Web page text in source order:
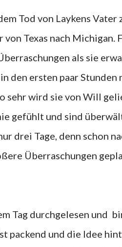
Tod von Laykens
von Texas nach Michigan.
als sie
den ersten paar
sehr wird sie von Will
gefühlt und sind
drei Tage, denn schon
Überraschungen
Tag durchgelesen und
packend und die Idee